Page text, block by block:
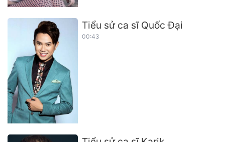
Tiểu sử ca sĩ Quốc Đại
00:43